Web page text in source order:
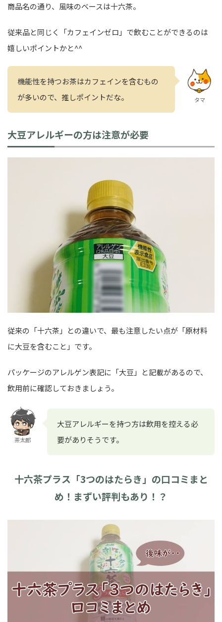
商品名の通り、風味のベースは十六茶。
従来品と同じく「カフェインゼロ」で飲むことができるのは
嬉しいポイントかと^^
機能性を持つお茶はカフェインを含むもの
が多いので、推しポイントだな。
タマ
大豆アレルギーの方は注意が必要
従来の「十六茶」との違いで、最も注意したい点が「原材料
に大豆を含むこと」です。
パッケージのアレルゲン表記に「大豆」と記載があるので、
飲用前に確認しておきましょう。
茶太郎
大豆アレルギーを持つ方は飲用を控える必
要がありそうです。
十六茶プラス「3つのはたらき」の口コミまと
め！まずい評判もあり！？